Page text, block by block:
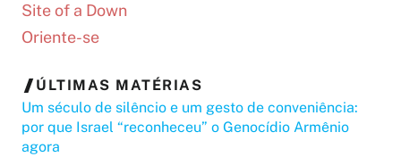
Site of a Down
Oriente-se
ÚLTIMAS MATÉRIAS
Um século de silêncio e um gesto de conveniência:
por que Israel “reconheceu” o Genocídio Armênio
agora